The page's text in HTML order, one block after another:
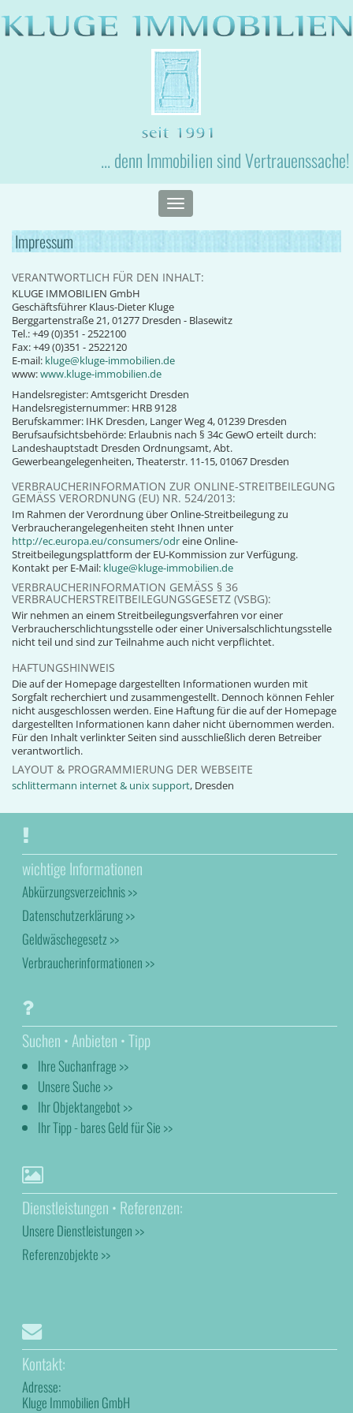
... denn Immobilien sind Vertrauenssache!
Toggle
navigation
Impressum
VERANTWORTLICH FÜR DEN INHALT:
KLUGE IMMOBILIEN GmbH
Geschäftsführer Klaus-Dieter Kluge
Berggartenstraße 21, 01277 Dresden - Blasewitz
Tel.: +49 (0)351 - 2522100
Fax: +49 (0)351 - 2522120
E-mail: kluge@kluge-immobilien.de
www:www.kluge-immobilien.de
Handelsregister: Amtsgericht Dresden
Handelsregisternummer: HRB 9128
Berufskammer: IHK Dresden, Langer Weg 4, 01239 Dresden
Berufsaufsichtsbehörde: Erlaubnis nach § 34c GewO erteilt durch:
Landeshauptstadt Dresden Ordnungsamt, Abt.
Gewerbeangelegenheiten, Theaterstr. 11-15, 01067 Dresden
VERBRAUCHERINFORMATION ZUR ONLINE-STREITBEILEGUNG
GEMÄSS VERORDNUNG (EU) NR. 524/2013:
Im Rahmen der Verordnung über Online-Streitbeilegung zu
Verbraucherangelegenheiten steht Ihnen unter
http://ec.europa.eu/consumers/odreine Online-
Streitbeilegungsplattform der EU-Kommission zur Verfügung.
Kontakt per E-Mail: kluge@kluge-immobilien.de
VERBRAUCHERINFORMATION GEMÄSS § 36 V
ERBRAUCHERSTREITBEILEGUNGSGESETZ (VSBG):
Wir nehmen an einem Streitbeilegungsverfahren vor einer
Verbraucherschlichtungsstelle oder einer Universalschlichtungsstelle
nicht teil und sind zur Teilnahme auch nicht verpflichtet.
HAFTUNGSHINWEIS
Die auf der Homepage dargestellten Informationen wurden mit
Sorgfalt recherchiert und zusammengestellt. Dennoch können Fehler
nicht ausgeschlossen werden. Eine Haftung für die auf der Homepage
dargestellten Informationen kann daher nicht übernommen werden.
Für den Inhalt verlinkter Seiten sind ausschließlich deren Betreiber
verantwortlich.
LAYOUT & PROGRAMMIERUNG DER WEBSEITE
schlittermann internet & unix support, Dresden
wichtige Informationen
Abkürzungsverzeichnis >>
Datenschutzerklärung >>
Geldwäschegesetz >>
Verbraucherinformationen >>
Suchen • Anbieten • Tipp
Ihre Suchanfrage >>
Unsere Suche >>
Ihr Objektangebot >>
Ihr Tipp - bares Geld für Sie >>
Dienstleistungen • Referenzen:
Unsere Dienstleistungen >>
Referenzobjekte >>
Kontakt:
Adresse:
Kluge Immobilien GmbH